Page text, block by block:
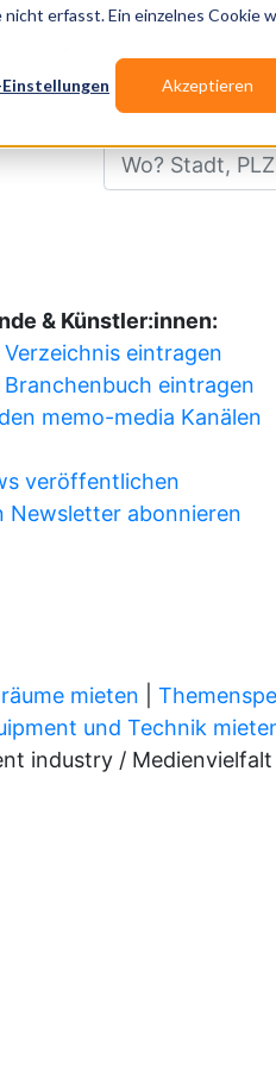
erfasst. Ein einzelnes Cookie
Akzeptieren
Branchen-Infos
Wo? Stadt, PLZ, Ort
& Künstler:innen:
eintragen
eintragen
memo-media Kanälen
veröffentlichen
Newsletter abonnieren
mieten
und Technik
industry /